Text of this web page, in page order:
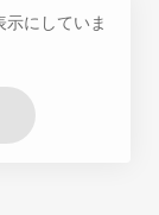
にしていま